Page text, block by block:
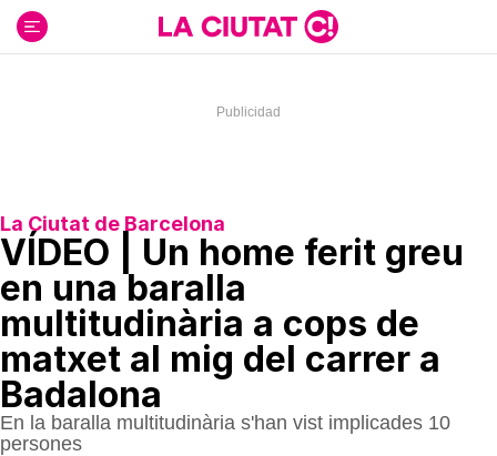
contenido
La Ciutat de Barcelona
VÍDEO | Un home ferit greu
en una baralla
multitudinària a cops de
matxet al mig del carrer a
Badalona
En la baralla multitudinària s'han vist implicades 10
persones